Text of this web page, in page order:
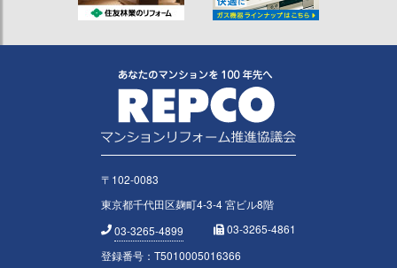
〒102-0083
東京都千代田区麹町4-3-4 宮ビル8階
03-3265-4899
03-3265-4861
登録番号：T5010005016366